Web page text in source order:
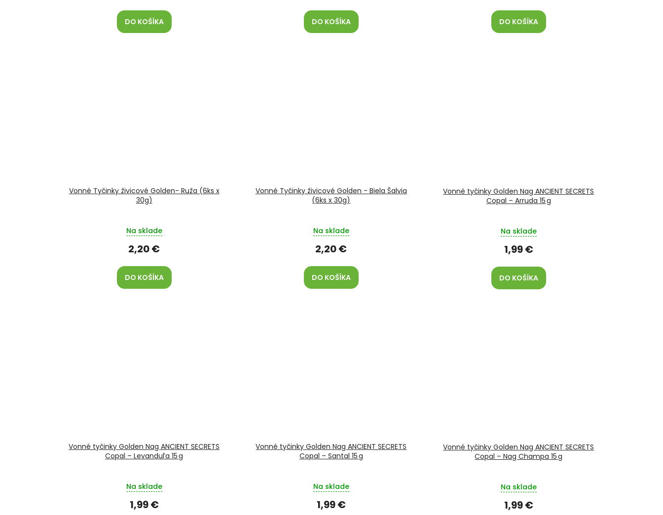
DO KOŠÍKA DO KOŠÍKA DO KOŠÍKA
Vonné Tyčinky živicové Golden- Ruža (6ks x
30g)
Na sklade
2,20 €
DO KOŠÍKA
Vonné Tyčinky živicové Golden - Biela Šalvia
(6ks x 30g)
Na sklade
2,20 €
DO KOŠÍKA
Vonné tyčinky Golden Nag ANCIENT SECRETS
Copal – Arruda 15 g
Na sklade
1,99 €
DO KOŠÍKA
Vonné tyčinky Golden Nag ANCIENT SECRETS
Copal – Levanduľa 15 g
Na sklade
1,99 €
Vonné tyčinky Golden Nag ANCIENT SECRETS
Copal – Santal 15 g
Na sklade
1,99 €
Vonné tyčinky Golden Nag ANCIENT SECRETS
Copal – Nag Champa 15 g
Na sklade
1,99 €